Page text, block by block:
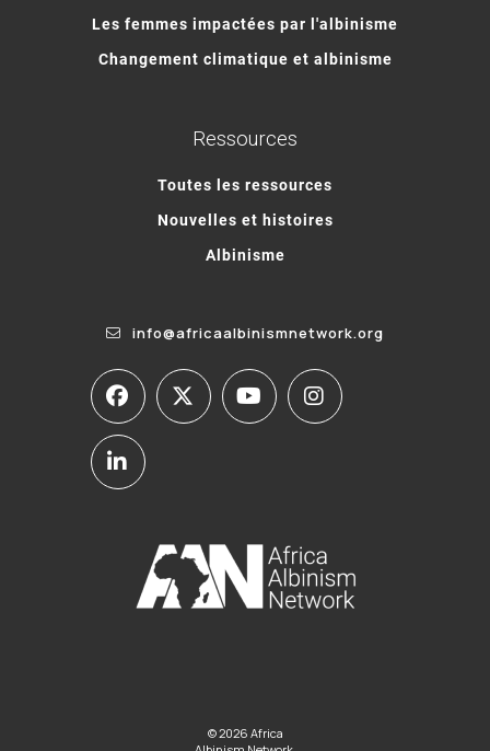
Les femmes impactées par l'albinisme
Changement climatique et albinisme
Ressources
Toutes les ressources
Nouvelles et histoires
Albinisme
info@africaalbinismnetwork.org
© 2026 Africa